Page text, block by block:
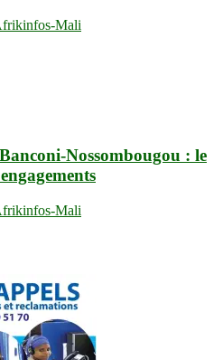
Mali
Nossombougou : le
Mali